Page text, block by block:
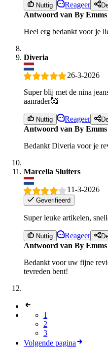
Nuttig Reageer
Antwoord van By Emms
Heel erg bedankt voor je
Diveria
26-3-2026
Super blij met de nina
aanrader🥰
Nuttig Reageer
Antwoord van By Emms
Bedankt Diveria voor je
Marcella Sluiters
11-3-2026
Geverifieerd
Super leuke artikelen,
Nuttig Reageer
Antwoord van By Emms
Bedankt voor uw fijne
tevreden bent!
1
2
3
Volgende pagina